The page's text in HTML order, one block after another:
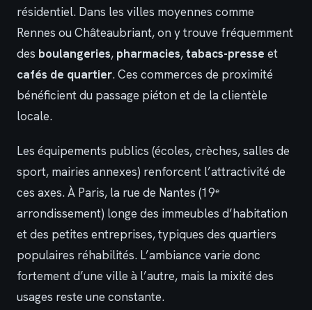
résidentiel. Dans les villes moyennes comme
Rennes ou Châteaubriant, on y trouve fréquemment
des boulangeries, pharmacies,tabacs-presse et
cafés de quartier. Ces commerces de proximité
bénéficient du passage piéton et de la clientèle
locale.
Les équipements publics (écoles, crèches, salles de
sport, mairies annexes) renforcent l’attractivité de
ces axes. À Paris, la rue de Nantes (19ᵉ
arrondissement) longe des immeubles d’habitation
et des petites entreprises, typiques des quartiers
populaires réhabilités. L’ambiance varie donc
fortement d’une ville à l’autre, mais la mixité des
usages reste une constante.